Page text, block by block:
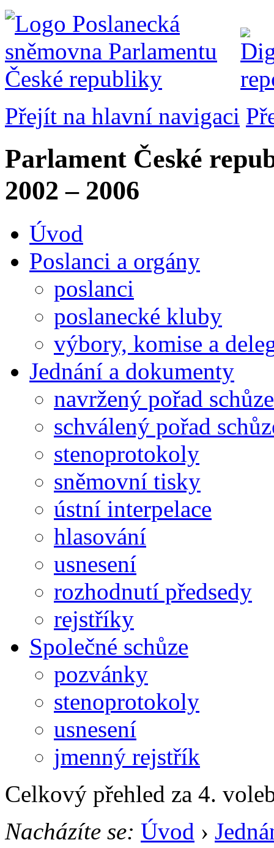
Přejít na hlavní navigaci
Parlament České
2002 – 2006
Úvod
Poslanci a orgány
poslanci
poslanecké kluby
výbory, komise a
Jednání a dokumenty
navržený pořad schůze
schválený pořad
stenoprotokoly
sněmovní tisky
ústní interpelace
hlasování
usnesení
rozhodnutí předsedy
rejstříky
Společné schůze
pozvánky
stenoprotokoly
usnesení
jmenný rejstřík
Celkový přehled za 4.
Nacházíte se: Úvod ›